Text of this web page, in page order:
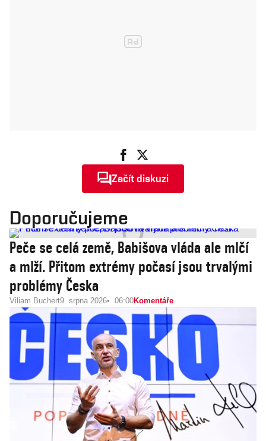
Začít diskuzi
Doporučujeme
Peče se celá země, Babišova vláda ale mlčí
a mlží. Přitom extrémy počasí jsou trvalými
problémy Česka
Viliam Buchert9. srpna 2026 06:00Komentáře